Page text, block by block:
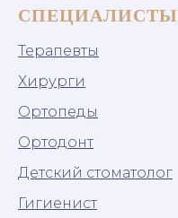
СПЕЦИАЛИСТЫ
Терапевты
Хирурги
Ортопеды
Ортодонт
Детский стоматолог
Гигиенист